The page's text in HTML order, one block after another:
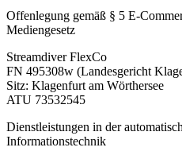
Offenlegung gemäß § 5 E-
Mediengesetz
Streamdiver FlexCo
FN 495308w (Landesgericht
Sitz: Klagenfurt am Wörthersee
ATU 73532545
Dienstleistungen in der
Informationstechnik